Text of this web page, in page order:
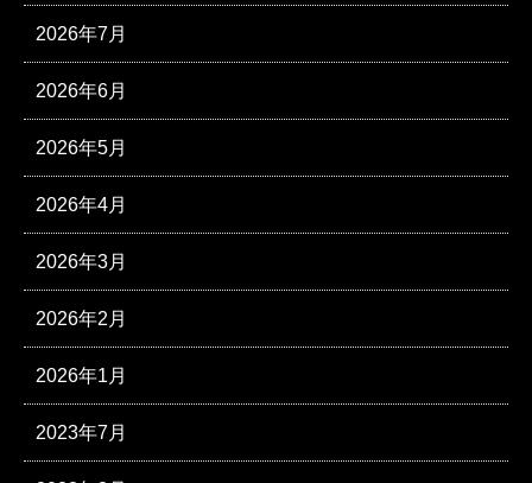
2026年7月
2026年6月
2026年5月
2026年4月
2026年3月
2026年2月
2026年1月
2023年7月